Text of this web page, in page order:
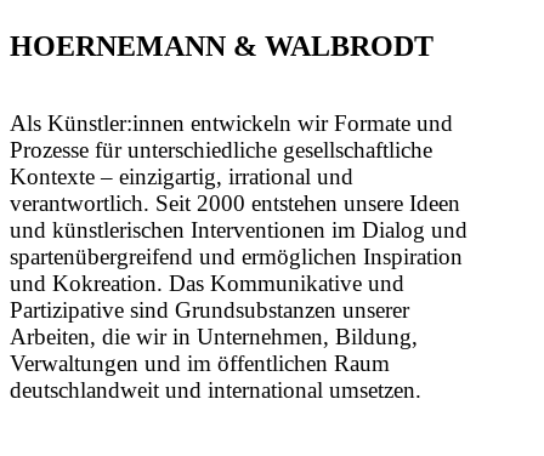
HOERNEMANN & WALBRODT
Als Künstler:innen entwickeln wir Formate und
Prozesse für unterschiedliche gesellschaftliche
Kontexte – einzigartig, irrational und
verantwortlich. Seit 2000 entstehen unsere Ideen
und künstlerischen Interventionen im Dialog und
spartenübergreifend und ermöglichen Inspiration
und Kokreation. Das Kommunikative und
Partizipative sind Grundsubstanzen unserer
Arbeiten, die wir in Unternehmen, Bildung,
Verwaltungen und im öffentlichen Raum
deutschlandweit und international umsetzen.